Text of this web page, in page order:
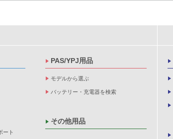
ート
PAS/YPJ用品
モデルから選ぶ
バッテリー・充電器を検索
その他用品